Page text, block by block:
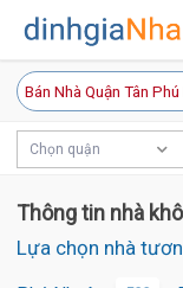
Bán Nhà Quận Tân
Chọn quận
Thông tin nhà
Lựa chọn nhà